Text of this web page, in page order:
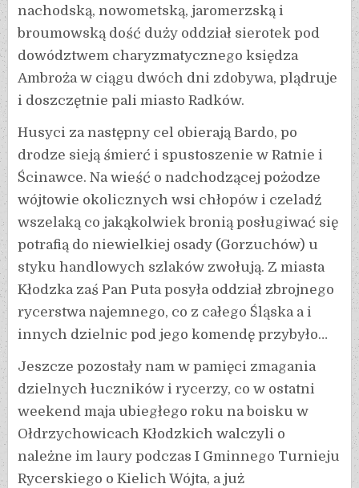
nachodską, nowometską, jaromerzską i
broumowską dość duży oddział sierotek pod
dowództwem charyzmatycznego księdza
Ambroża w ciągu dwóch dni zdobywa, plądruje
i doszczętnie pali miasto Radków.
Husyci za następny cel obierają Bardo, po
drodze sieją śmierć i spustoszenie w Ratnie i
Ścinawce. Na wieść o nadchodzącej pożodze
wójtowie okolicznych wsi chłopów i czeladź
wszelaką co jakąkolwiek bronią posługiwać się
potrafią do niewielkiej osady (Gorzuchów) u
styku handlowych szlaków zwołują. Z miasta
Kłodzka zaś Pan Puta posyła oddział zbrojnego
rycerstwa najemnego, co z całego Śląska a i
innych dzielnic pod jego komendę przybyło…
Jeszcze pozostały nam w pamięci zmagania
dzielnych łuczników i rycerzy, co w ostatni
weekend maja ubiegłego roku na boisku w
Ołdrzychowicach Kłodzkich walczyli o
należne im laury podczas I Gminnego Turnieju
Rycerskiego o Kielich Wójta, a już